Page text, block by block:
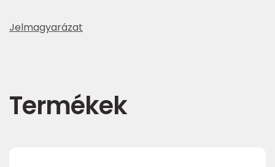
Jelmagyarázat
Termékek